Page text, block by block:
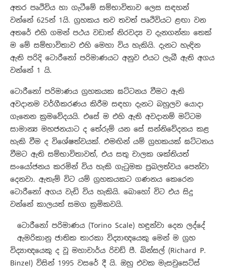
අතර පෘථිවිය හා ගැටීමේ සම්භාවිතාව ලෙස සඳහන්
වන්නේ 625න් 1යි. ග්‍රහකය තව තවත් පෘථිවියට ළඟා වන
අතරේ එහි ගමන් පථය වඩාත් නිරවද්‍ය ව දැනගන්නා තෙක්
ම මේ සම්භාවිතාව එහි මෙහා විය හැකියි. දැනට හැඳින
ඇති පරිදි ටොරීනෝ පරිමාණයට අනුව එයට ලැබී ඇති අගය
වන්නේ 1 යි.
ටොරීනෝ පරිමාණය ග්‍රහකයක ඝට්ටනය වීමට ඇති
අවදානම වර්ගීකරණය කිරීම සඳහා දැනට බහුලව යොදා
ගැනෙන ක්‍රමවේදයයි. එසේ ම එහි ඇති අවදානම් මට්ටම
සාමාන්‍ය මහජනයාට ද තේරුම් යන සේ සන්නිවේදනය කළ
හැකි වීම ද විශේෂත්වයක්. එමඟින් යම් ග්‍රහකයක් ඝට්ටනය
වීමට ඇති සම්භාවිතාවත්, එය සතු චාලක ශක්තියත්
සංයෝජනය කරමින් විය හැකි ගැටුමක ප්‍රබලත්වය පෙන්වා
දෙනවා. ඇතැම් විට යම් ග්‍රහකයකට ගණනය කෙරෙන
ටොරීනෝ අගය වැඩි විය හැකියි. බොහෝ විට එය සිදු
වන්නේ කාලයත් සමග ක්‍රමිකවයි.
ටොරීනෝ පරිමාණය (Torino Scale) හඳුන්වා දෙන ලද්දේ
ඇමරිකානු ජාතික තාරකා විද්‍යාඥයෙකු මෙන් ම ග්‍රහ
විද්‍යාඥයෙකු ද වූ මහාචාර්ය රිචඩ් පී. බින්සල් (Richard P.
Binzel) විසින් 1995 වසරේ දී යි. ඔහු එවක මැසචුසෙට්ස්